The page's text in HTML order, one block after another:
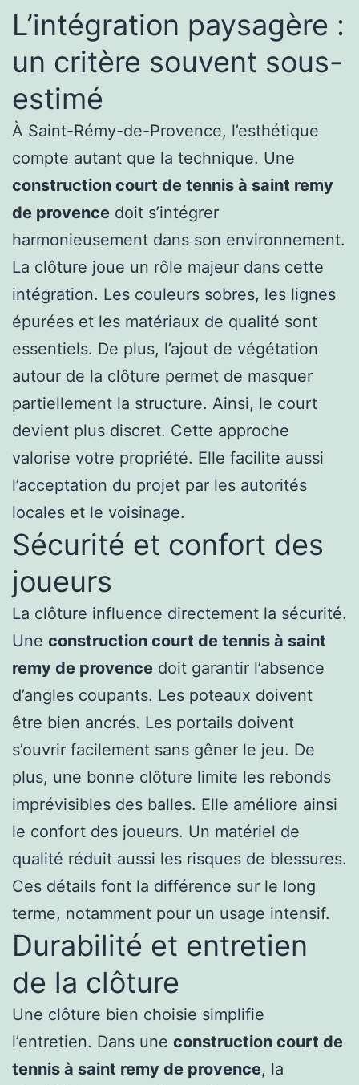
L’intégration paysagère :
un critère souvent sous-
estimé
À Saint-Rémy-de-Provence, l’esthétique
compte autant que la technique. Une
construction court de tennis à saint remy
de provence doit s’intégrer
harmonieusement dans son environnement.
La clôture joue un rôle majeur dans cette
intégration. Les couleurs sobres, les lignes
épurées et les matériaux de qualité sont
essentiels. De plus, l’ajout de végétation
autour de la clôture permet de masquer
partiellement la structure. Ainsi, le court
devient plus discret. Cette approche
valorise votre propriété. Elle facilite aussi
l’acceptation du projet par les autorités
locales et le voisinage.
Sécurité et confort des
joueurs
La clôture influence directement la sécurité.
Une construction court de tennis à saint
remy de provence doit garantir l’absence
d’angles coupants. Les poteaux doivent
être bien ancrés. Les portails doivent
s’ouvrir facilement sans gêner le jeu. De
plus, une bonne clôture limite les rebonds
imprévisibles des balles. Elle améliore ainsi
le confort des joueurs. Un matériel de
qualité réduit aussi les risques de blessures.
Ces détails font la différence sur le long
terme, notamment pour un usage intensif.
Durabilité et entretien
de la clôture
Une clôture bien choisie simplifie
l’entretien. Dans une construction court de
tennis à saint remy de provence, la